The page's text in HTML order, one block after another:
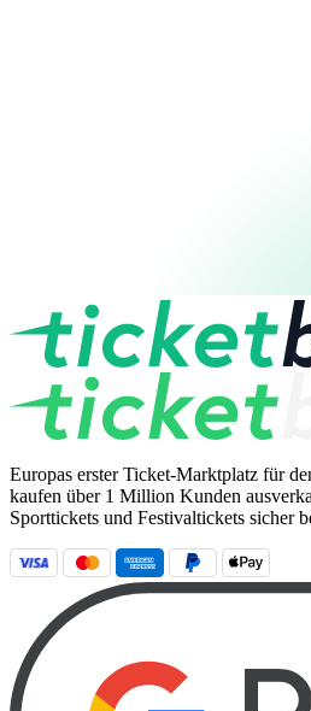
Europas erster Ticket-Marktplatz für
kaufen über 1 Million Kunden
Sporttickets und Festivaltickets sicher